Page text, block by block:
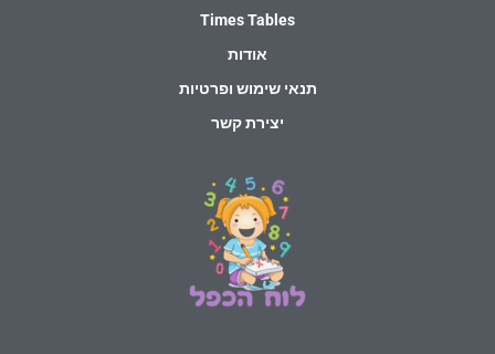
Times Tables
אודות
תנאי שימוש ופרטיות
יצירת קשר